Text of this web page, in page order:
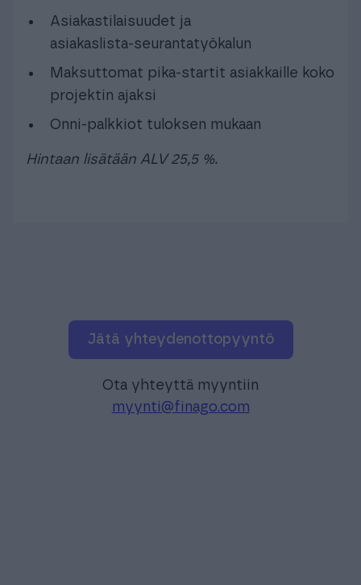
Asiakastilaisuudet ja
asiakaslista‑seurantatyökalun
Maksuttomat pika‑startit asiakkaille koko
projektin ajaksi
Onni‑palkkiot tuloksen mukaan
Hintaan lisätään ALV 25,5 %.
jätä yhteydenottopyyntö
Ota yhteyttä myyntiin
myynti@finago.com